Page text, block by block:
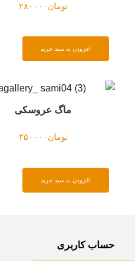
تومان ۲۸۰۰۰۰
افزودن به سبد خرید
ماگ عروسکی
تومان ۳۵۰۰۰۰
افزودن به سبد خرید
حساب کاربری